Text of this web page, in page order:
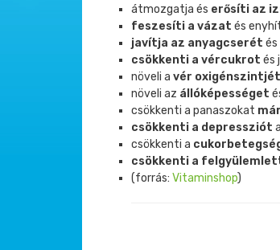
átmozgatja és erősíti az
feszesíti a vázat és
javítja az anyagcserét és
csökkenti a vércukrot és
növeli avér oxigénszintjét
növeli az állóképességet
csökkenti a panaszokat
csökkenti a depressziót
csökkenti a
csökkenti a
(forrás:Vitaminshop)